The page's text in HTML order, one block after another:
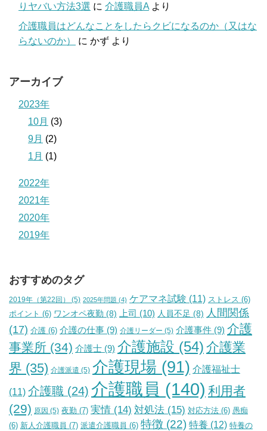
りヤバい方法3選 に 介護職員A より
介護職員はどんなことをしたらクビになるのか（又はな
らないのか）
に かず より
アーカイブ
2023年
10月 (3)
9月 (2)
1月 (1)
2022年
2021年
2020年
2019年
おすすめのタグ
2019年（第22回） (5) 2025年問題 (4) ケアマネ試験 (11) ストレス (6)
ポイント (6) ワンオペ夜勤 (8) 上司 (10) 人員不足 (8) 人間関係
(17) 介護 (6) 介護の仕事 (9) 介護リーダー (5) 介護事件 (9) 介護
事業所 (34) 介護士 (9) 介護施設 (54) 介護業
界 (35) 介護派遣 (5) 介護現場 (91) 介護福祉士
(11) 介護職 (24) 介護職員 (140) 利用者
(29) 原因 (5) 夜勤 (7) 実情 (14) 対処法 (15) 対応方法 (6) 愚痴
(6) 新人介護職員 (7) 派遣介護職員 (6) 特徴 (22) 特養 (12) 特養の